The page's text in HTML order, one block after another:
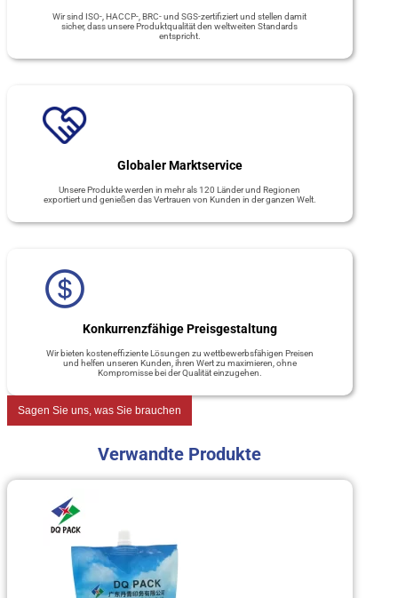
Wir sind ISO-, HACCP-, BRC- und SGS-zertifiziert und stellen damit
sicher, dass unsere Produktqualität den weltweiten Standards
entspricht.
Globaler Marktservice
Unsere Produkte werden in mehr als 120 Länder und Regionen
exportiert und genießen das Vertrauen von Kunden in der ganzen Welt.
Konkurrenzfähige Preisgestaltung
Wir bieten kosteneffiziente Lösungen zu wettbewerbsfähigen Preisen
und helfen unseren Kunden, ihren Wert zu maximieren, ohne
Kompromisse bei der Qualität einzugehen.
Sagen Sie uns, was Sie brauchen
Verwandte Produkte